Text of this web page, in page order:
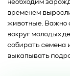
необходим
временем
животные. Важно
вокруг молодых
собирать семена
выкапывать